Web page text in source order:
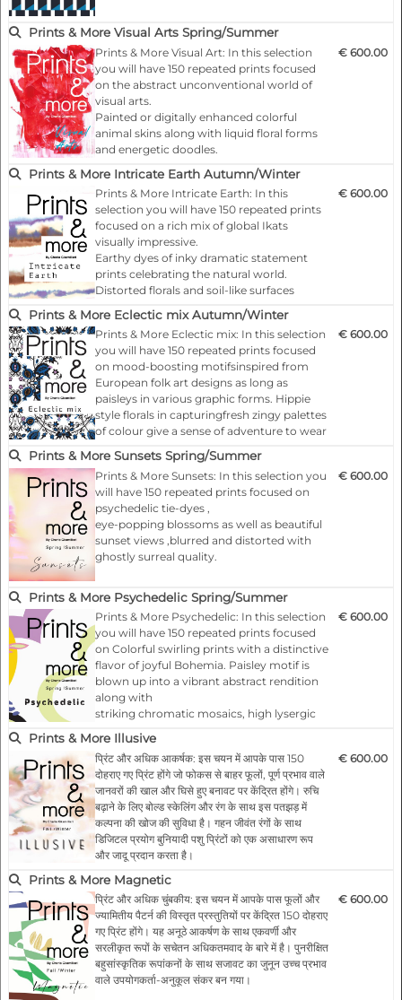
मुख्य विशेषताएं:
- नवीनतम रनवे के अनुसार फैशनेबल
- 150 मॉड्यूलर रिपीट और संपादन योग्य प्रिंट
- सभी फ़ाइलें ईपीएस/पीडीएफ वेक्टर प्रारूप के रूप में
- कॉपीराइट शर्तों के अनुसार उपयोग करने के लिए निःशुल्क
- किसी भी उत्पाद के लिए ड…
Prints & More Visual Arts Spring/Summer
Prints & More Visual Art: In this selection
you will have 150 repeated prints focused
on the abstract unconventional world of
visual arts.
Painted or digitally enhanced colorful
animal skins along with liquid floral forms
and energetic doodles.
This trend gets stronger every year.
Highlights:
- Fashionable according to the latest
runways
- 150 modular repeat prints
- Files as PSD/JPG files and vector designs
supplied as EPS/PDF files
…
€ 600.00
Prints & More Intricate Earth Autumn/Winter
Prints & More Intricate Earth: In this
selection you will have 150 repeated prints
focused on a rich mix of global Ikats
visually impressive.
Earthy dyes of inky dramatic statement
prints celebrating the natural world.
Distorted florals and soil-like surfaces
complete the mystique aesthetic of this
story.
Highlights:
- Fashionable according to the latest
catwalks.
- Designs for any product and surface
- 150 modular repeat prints
- All files as PSD/JPG and or PDF/EPS f…
€ 600.00
Prints & More Eclectic mix Autumn/Winter
Prints & More Eclectic mix: In this selection
you will have 150 repeated prints focused
on mood-boosting motifsinspired from
European folk art designs as long as
paisleys in various graphic forms. Hippie
style florals in capturingfresh zingy palettes
of colour give a sense of adventure to wear
whimsical prints.
Highlights:
- Fashionable according to the latest
catwalks.
- Designs for any product and surface
- 150 modular repeat prints
- All files as PSD/JPG and or PDF/EPS…
€ 600.00
Prints & More Sunsets Spring/Summer
Prints & More Sunsets: In this selection you
will have 150 repeated prints focused on
psychedelic tie-dyes ,
eye-popping blossoms as well as beautiful
sunset views ,blurred and distorted with
ghostly surreal quality.
Easy and extravagant at the same time,
florals and foliage silhouettes in large scale
and acidic colors.
Highlights:
- Fashionable according to the latest
catwalks.
- Designs for any product and surface
- 150 modular repe…
€ 600.00
Prints & More Psychedelic Spring/Summer
Prints & More Psychedelic: In this selection
you will have 150 repeated prints focused
on Colorful swirling prints with a distinctive
flavor of joyful Bohemia. Paisley motif is
blown up into a vibrant abstract rendition
along with
striking chromatic mosaics, high lysergic
gradation compositions and hypnotic
fantasies.
Highlights:
- Fashionable according to the latest
catwalks.
- Designs for any product and surface
- 150 modular repeat prints
- All files as …
€ 600.00
Prints & More Illusive
प्रिंट और अधिक आकर्षक: इस चयन में आपके पास 150
दोहराए गए प्रिंट होंगे जो फोकस से बाहर फूलों, पूर्ण प्रभाव वाले
जानवरों की खाल और घिसे हुए बनावट पर केंद्रित होंगे। रुचि
बढ़ाने के लिए बोल्ड स्केलिंग और रंग के साथ इस पतझड़ में
कल्पना की खोज की सुविधा है। गहन जीवंत रंगों के साथ
डिजिटल प्रयोग बुनियादी पशु प्रिंटों को एक असाधारण रूप
और जादू प्रदान करता है।
मुख्य विशेषताएं:
- नवीनतम कैटवॉक के अनुसार फैशनेबल।
- किसी भी उत्पाद और सतह के लिए डिज़ाइन
- 150 मॉड्यूलर रिपीट प्रिंट
…
€ 600.00
Prints & More Magnetic
प्रिंट और अधिक चुंबकीय: इस चयन में आपके पास फूलों और
ज्यामितीय पैटर्न की विस्तृत प्रस्तुतियों पर केंद्रित 150 दोहराए
गए प्रिंट होंगे। यह अनूठे आकर्षण के साथ एकवर्णी और
सरलीकृत रूपों के सचेतन अधिकतमवाद के बारे में है। पुनरीक्षित
बहुसांस्कृतिक रूपांकनों के साथ सजावट का जुनून उच्च प्रभाव
वाले उपयोगकर्ता-अनुकूल संकर बन गया।
€ 600.00